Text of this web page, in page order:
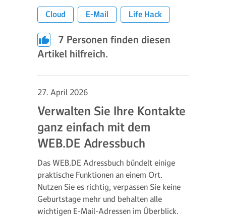
Cloud E-Mail Life Hack
7 Personen finden diesen
Artikel hilfreich.
27. April 2026
Verwalten Sie Ihre Kontakte
ganz einfach mit dem
WEB.DE Adressbuch
Das WEB.DE Adressbuch bündelt einige
praktische Funktionen an einem Ort.
Nutzen Sie es richtig, verpassen Sie keine
Geburtstage mehr und behalten alle
wichtigen E-Mail-Adressen im Überblick.